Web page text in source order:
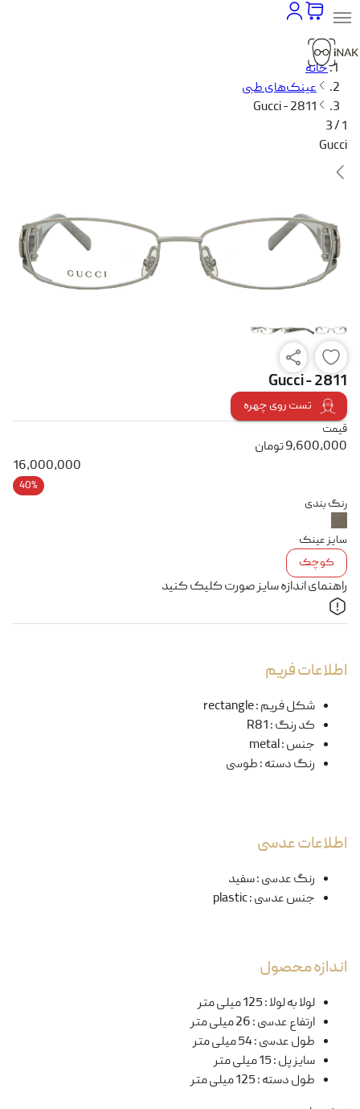
خانه
عینک‌های طبی
Gucci - 2811
1 / 3
Gucci
Gucci - 2811
تست روی چهره
قیمت
9,600,000تومان
16,000,000
40%
رنگ بندی
سایز عینک
کوچک
راهنمای اندازه سایز صورت کلیک کنید
اطلاعات فریم
شکل فریم:
rectangle
کد رنگ:
R81
جنس:
metal
رنگ دسته:طوسی
اطلاعات عدسی
رنگ عدسی:سفید
جنس عدسی:
plastic
اندازه محصول
لولا به لولا:125 میلی متر
ارتفاع عدسی:26 میلی متر
طول عدسی:54 میلی متر
سایز پل:15 میلی متر
طول دسته:125 میلی متر